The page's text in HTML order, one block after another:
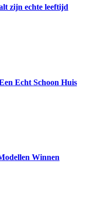
zijn echte leeftijd
Echt Schoon Huis
Winnen